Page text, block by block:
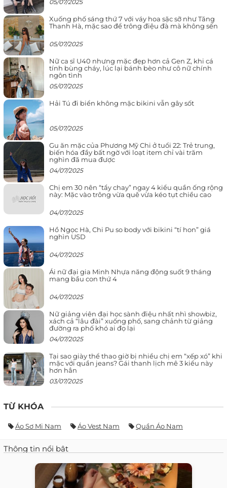
05/07/2025
Xuống phố sáng thứ 7 với váy hoa sặc sỡ như Tăng
Thanh Hà, mặc sao để trông điệu đà mà không sến
05/07/2025
Nữ ca sĩ U40 nhưng mặc đẹp hơn cả Gen Z, khi cá
tính bùng cháy, lúc lại bánh bèo như cô nữ chính
ngôn tình
05/07/2025
Hải Tú đi biển không mặc bikini vẫn gây sốt
05/07/2025
Gu ăn mặc của Phương Mỹ Chi ở tuổi 22: Trẻ trung,
biến hóa đầy bất ngờ với loạt item chỉ vài trăm
nghìn đã mua được
04/07/2025
Chị em 30 nên “tẩy chay” ngay 4 kiểu quần ống rộng
này: Mặc vào trông vừa quê vừa kéo tụt chiều cao
04/07/2025
Hồ Ngọc Hà, Chi Pu so body với bikini “tí hon” giá
nghìn USD
04/07/2025
Ái nữ đại gia Minh Nhựa năng động suốt 9 tháng
mang bầu con thứ 4
04/07/2025
Nữ giảng viên đại học sành điệu nhất nhì showbiz,
xách cả “lâu đài” xuống phố, sang chảnh từ giảng
đường ra phố khó ai đọ lại
04/07/2025
Tại sao giày thể thao giờ bị nhiều chị em “xếp xó” khi
mặc với quần jeans? Gái thanh lịch mê 3 kiểu này
hơn hẳn
03/07/2025
TỪ KHÓA
Áo Sơ Mi Nam Áo Vest Nam Quần Áo Nam
Thông tin nổi bật